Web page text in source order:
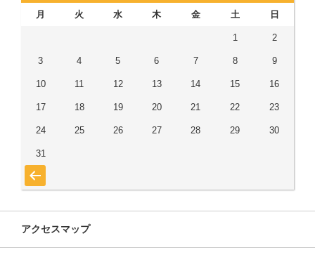
月 火 水 木 金 土 日
1 2
3 4 5 6 7 8 9
10 11 12 13 14 15 16
17 18 19 20 21 22 23
24 25 26 27 28 29 30
31
« 7月
アクセスマップ